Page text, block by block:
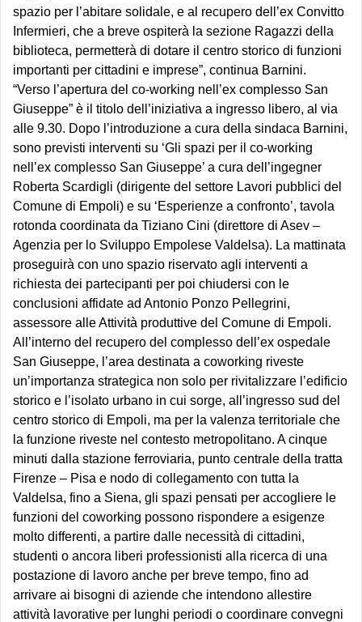
spazio per l’abitare solidale, e al recupero dell’ex Convitto
Infermieri, che a breve ospiterà la sezione Ragazzi della
biblioteca, permetterà di dotare il centro storico di funzioni
importanti per cittadini e imprese”, continua Barnini.
“Verso l’apertura del co-working nell’ex complesso San
Giuseppe” è il titolo dell’iniziativa a ingresso libero, al via
alle 9.30. Dopo l’introduzione a cura della sindaca Barnini,
sono previsti interventi su ‘Gli spazi per il co-working
nell’ex complesso San Giuseppe’ a cura dell’ingegner
Roberta Scardigli (dirigente del settore Lavori pubblici del
Comune di Empoli) e su ‘Esperienze a confronto’, tavola
rotonda coordinata da Tiziano Cini (direttore di Asev –
Agenzia per lo Sviluppo Empolese Valdelsa). La mattinata
proseguirà con uno spazio riservato agli interventi a
richiesta dei partecipanti per poi chiudersi con le
conclusioni affidate ad Antonio Ponzo Pellegrini,
assessore alle Attività produttive del Comune di Empoli.
All’interno del recupero del complesso dell’ex ospedale
San Giuseppe, l’area destinata a coworking riveste
un’importanza strategica non solo per rivitalizzare l’edificio
storico e l’isolato urbano in cui sorge, all’ingresso sud del
centro storico di Empoli, ma per la valenza territoriale che
la funzione riveste nel contesto metropolitano. A cinque
minuti dalla stazione ferroviaria, punto centrale della tratta
Firenze – Pisa e nodo di collegamento con tutta la
Valdelsa, fino a Siena, gli spazi pensati per accogliere le
funzioni del coworking possono rispondere a esigenze
molto differenti, a partire dalle necessità di cittadini,
studenti o ancora liberi professionisti alla ricerca di una
postazione di lavoro anche per breve tempo, fino ad
arrivare ai bisogni di aziende che intendono allestire
attività lavorative per lunghi periodi o coordinare convegni